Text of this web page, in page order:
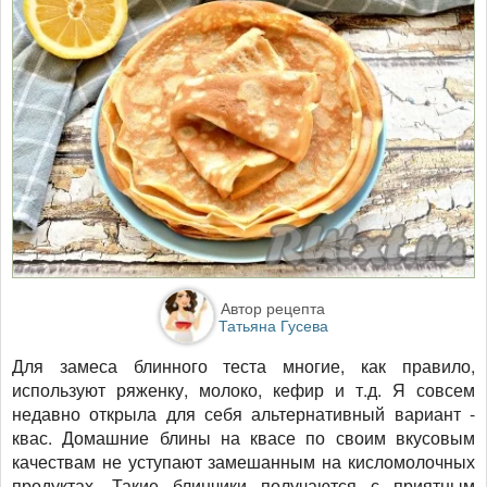
Автор рецепта
Татьяна Гусева
Для замеса блинного теста многие, как правило,
используют ряженку, молоко, кефир и т.д. Я совсем
недавно открыла для себя альтернативный вариант -
квас. Домашние блины на квасе по своим вкусовым
качествам не уступают замешанным на кисломолочных